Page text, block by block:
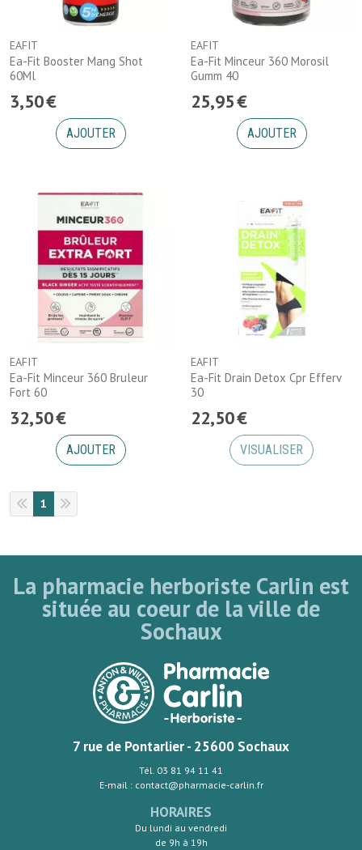
EAFIT
Ea-Fit Booster Mang Shot
60Ml
3,50€
AJOUTER
EAFIT
Ea-Fit Minceur 360 Morosil
Gumm 40
25,95€
AJOUTER
EAFIT
Ea-Fit Minceur 360 Bruleur
Fort 60
32,50€
AJOUTER
EAFIT
Ea-Fit Drain Detox Cpr Efferv
30
22,50€
VISUALISER
1
La pharmacie herboriste Carlin est
située au coeur de la ville de
Sochaux
7 rue de Pontarlier - 25600 Sochaux
Tél. 03 81 94 11 41
E-mail : contact@pharmacie-carlin.fr
HORAIRES
Du lundi au vendredi
de 9h à 19h